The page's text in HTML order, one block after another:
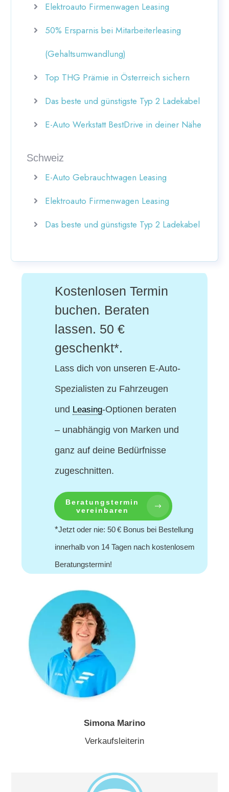
Elektroauto Firmenwagen Leasing
50% Ersparnis bei Mitarbeiterleasing
(Gehaltsumwandlung)
Top THG Prämie in Österreich sichern
Das beste und günstigste Typ 2 Ladekabel
E-Auto Werkstatt BestDrive in deiner Nähe
Schweiz
E-Auto Gebrauchtwagen Leasing
Elektroauto Firmenwagen Leasing
Das beste und günstigste Typ 2 Ladekabel
Kostenlosen Termin
buchen. Beraten
lassen. 50 €
geschenkt*.
Lass dich von unseren E-Auto-
Spezialisten zu Fahrzeugen
und Leasing-Optionen beraten
– unabhängig von Marken und
ganz auf deine Bedürfnisse
zugeschnitten.
Beratungstermin
vereinbaren
*Jetzt oder nie: 50 € Bonus bei Bestellung
innerhalb von 14 Tagen nach kostenlosem
Beratungstermin!
Simona Marino
Verkaufsleiterin